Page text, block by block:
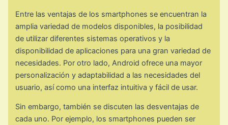
Entre las ventajas de los smartphones se encuentran la
amplia variedad de modelos disponibles, la posibilidad
de utilizar diferentes sistemas operativos y la
disponibilidad de aplicaciones para una gran variedad de
necesidades. Por otro lado, Android ofrece una mayor
personalización y adaptabilidad a las necesidades del
usuario, así como una interfaz intuitiva y fácil de usar.
Sin embargo, también se discuten las desventajas de
cada uno. Por ejemplo, los smartphones pueden ser